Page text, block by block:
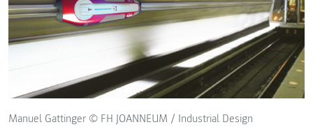
Manuel Gattinger © FH JOANNEUM / Industrial Design